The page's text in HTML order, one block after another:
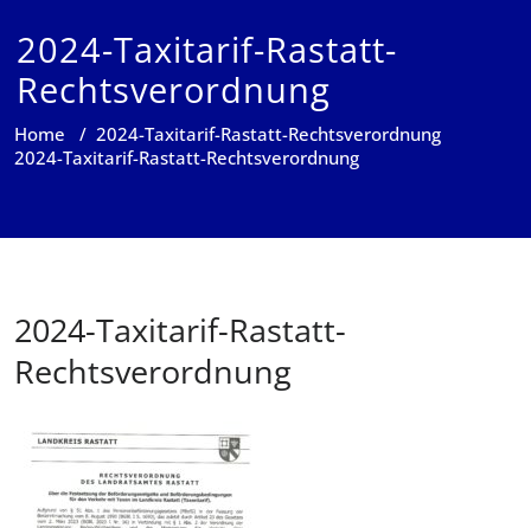
2024-Taxitarif-Rastatt-
Rechtsverordnung
Home / 2024-Taxitarif-Rastatt-Rechtsverordnung
2024-Taxitarif-Rastatt-Rechtsverordnung
2024-Taxitarif-Rastatt-
Rechtsverordnung